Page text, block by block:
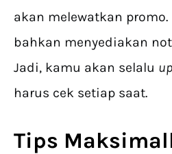
akan melewatkan
bahkan menyediakan
Jadi, kamu akan selalu
harus cek setiap saat.
Tips